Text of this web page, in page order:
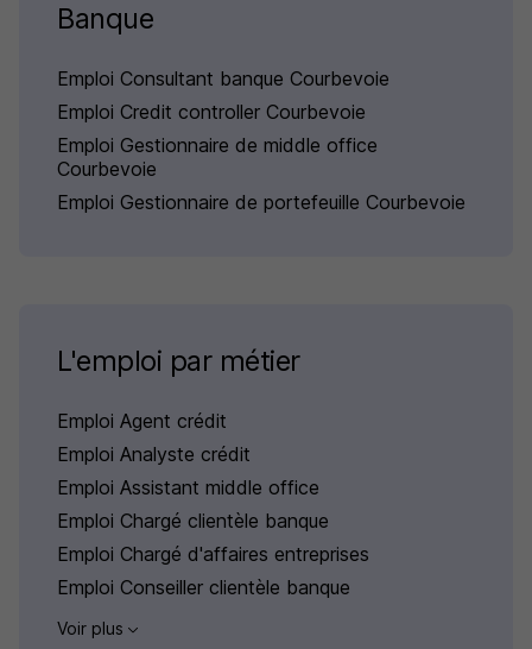
Banque
Emploi Consultant banque Courbevoie
Emploi Credit controller Courbevoie
Emploi Gestionnaire de middle office
Courbevoie
Emploi Gestionnaire de portefeuille Courbevoie
L'emploi par métier
Emploi Agent crédit
Emploi Analyste crédit
Emploi Assistant middle office
Emploi Chargé clientèle banque
Emploi Chargé d'affaires entreprises
Emploi Conseiller clientèle banque
Voir plus